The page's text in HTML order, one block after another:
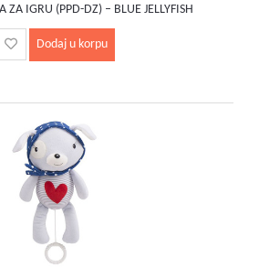
ZA IGRU (PPD-DZ) – BLUE JELLYFISH
Dodaj u korpu